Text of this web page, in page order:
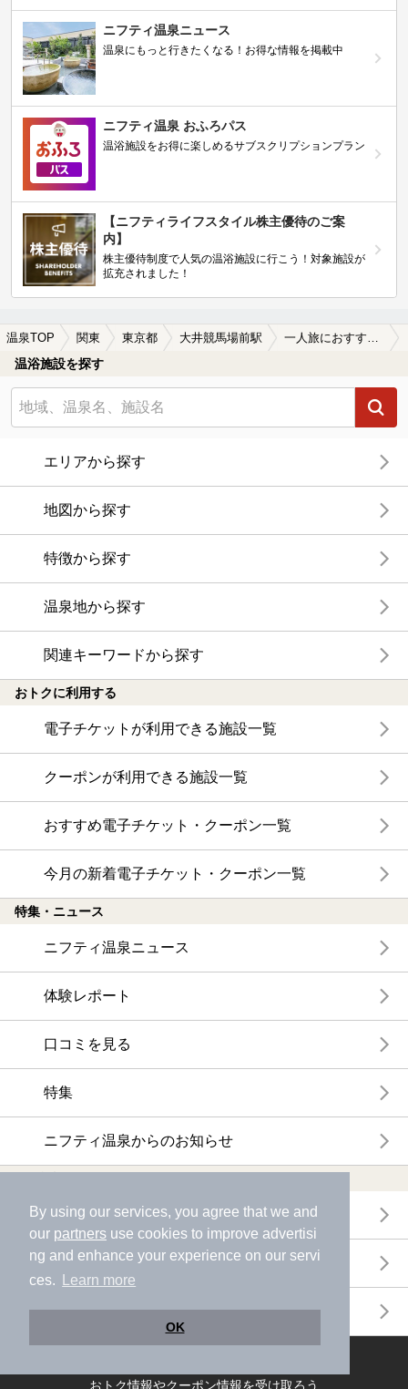
By using our services, you agree that we and
our partners use cookies to improve advertisi
ng and enhance your experience on our servi
ces.
Learn more
OK
ニフティ温泉ニュース
温泉にもっと行きたくなる！お得な情報を掲載中
ニフティ温泉 おふろパス
温浴施設をお得に楽しめるサブスクリプションプラン
【ニフティライフスタイル株主優待のご案
内】
株主優待制度で人気の温浴施設に行こう！対象施設が
拡充されました！
温泉TOP 関東 東京都 大井競馬場前駅 一人旅におすすめの大井競馬場前駅近くの温泉、日帰り温泉、スーパー銭湯おすすめ
温浴施設を探す
エリアから探す
地図から探す
特徴から探す
温泉地から探す
関連キーワードから探す
おトクに利用する
電子チケットが利用できる施設一覧
クーポンが利用できる施設一覧
おすすめ電子チケット・クーポン一覧
今月の新着電子チケット・クーポン一覧
特集・ニュース
ニフティ温泉ニュース
体験レポート
口コミを見る
特集
ニフティ温泉からのお知らせ
年間温泉ランキング
月間温泉ランキング
サウナランキング
おトク情報やクーポン情報を受け取ろう